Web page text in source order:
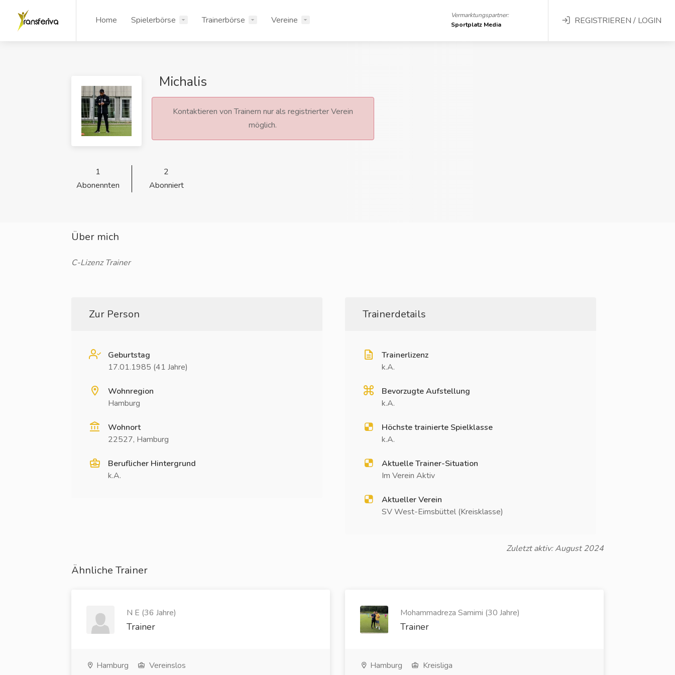
Home Spielerbörse Trainerbörse Vereine
Vermarktungspartner:
Sportplatz Media
REGISTRIEREN / LOGIN
Michalis
Kontaktieren von Trainern nur als registrierter Verein
möglich.
1
Abonennten
2
Abonniert
Über mich
C-Lizenz Trainer
Zur Person
Geburtstag
17.01.1985 (41 Jahre)
Wohnregion
Hamburg
Wohnort
22527, Hamburg
Beruflicher Hintergrund
k.A.
Trainerdetails
Trainerlizenz
k.A.
Bevorzugte Aufstellung
k.A.
Höchste trainierte Spielklasse
k.A.
Aktuelle Trainer-Situation
Im Verein Aktiv
Aktueller Verein
SV West-Eimsbüttel (Kreisklasse)
Zuletzt aktiv: August 2024
Ähnliche Trainer
N E (36 Jahre)
Trainer
Hamburg Vereinslos
Mohammadreza Samimi (30 Jahre)
Trainer
Hamburg Kreisliga